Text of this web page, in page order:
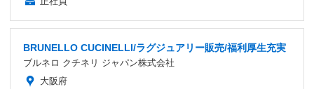
BRUNELLO CUCINELLI/ラグジュアリー販売/福利厚生充実
ブルネロ クチネリ ジャパン株式会社
大阪府